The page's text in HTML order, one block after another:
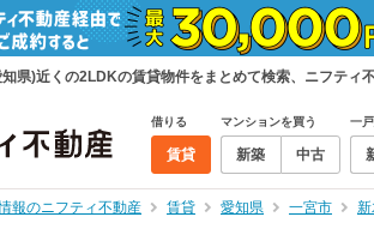
県)近くの2LDKの賃貸物件をまとめて検索、ニフティ
借りる
賃貸
マンションを買う
新築 中古
一
報のニフティ不動産 賃貸 愛知県 一宮市 新